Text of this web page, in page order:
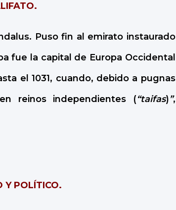
.
Puso fin al emirato instaurado
fue la capital de Europa Occidental
el 1031, cuando, debido a pugnas
reinos independientes (“taifas)”,
Y POLÍTICO.